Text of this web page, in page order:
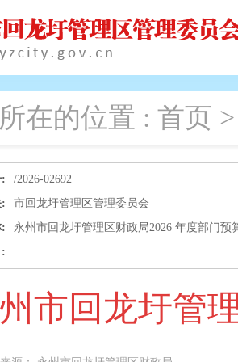
在的位置 : 首页
:
/2026-02692
:
市回龙圩管理区管理委员会
:
永州市回龙圩管理区财政局2026 年度部门预
:
市回龙圩管